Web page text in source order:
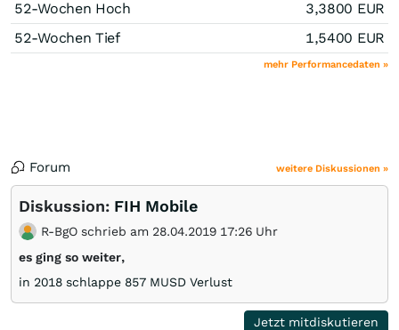
52-Wochen Hoch 3,3800 EUR
52-Wochen Tief
1,5400 EUR
mehr Performancedaten »
Forum weitere Diskussionen »
Diskussion: FIH Mobile
R-BgO schrieb am 28.04.2019 17:26 Uhr
es ging so weiter,
in 2018 schlappe 857 MUSD Verlust
Jetzt mitdiskutieren